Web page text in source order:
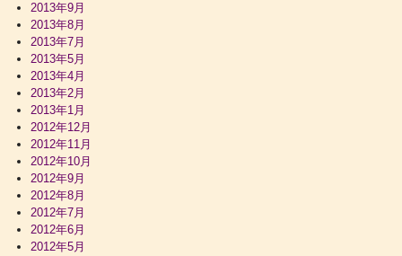
2013年9月
2013年8月
2013年7月
2013年5月
2013年4月
2013年2月
2013年1月
2012年12月
2012年11月
2012年10月
2012年9月
2012年8月
2012年7月
2012年6月
2012年5月